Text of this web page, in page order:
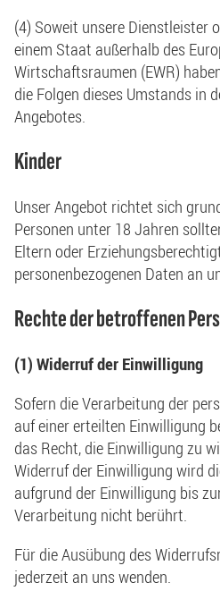
(4) Soweit unsere Dienstleister
einem Staat außerhalb des
Wirtschaftsraumen (EWR)
die Folgen dieses Umstands in
Angebotes.
Kinder
Unser Angebot richtet sich
Personen unter 18 Jahren
Eltern oder
personenbezogenen Daten an
Rechte der betroffenen
(1) Widerruf der Einwilligung
Sofern die Verarbeitung der
auf einer erteilten Einwilligung
das Recht, die Einwilligung zu
Widerruf der Einwilligung wird
aufgrund der Einwilligung bis
Verarbeitung nicht berührt.
Für die Ausübung des
jederzeit an uns wenden.